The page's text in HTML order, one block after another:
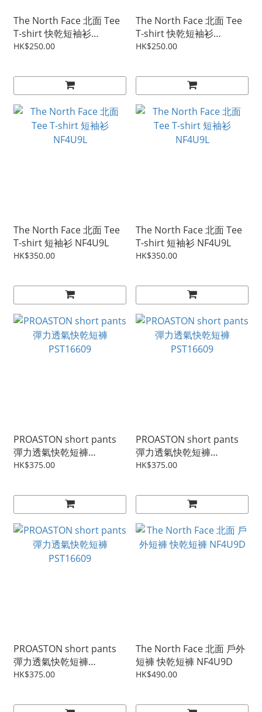
The North Face 北面 Tee
T-shirt 快乾短袖衫
NF4UAM
HK$250.00
The North Face 北面 Tee
T-shirt 快乾短袖衫
NF4UAM
HK$250.00
The North Face 北面 Tee
T-shirt 短袖衫 NF4U9L
HK$350.00
The North Face 北面 Tee
T-shirt 短袖衫 NF4U9L
HK$350.00
PROASTON short pants
彈力透氣快乾短褲
PST16609
HK$375.00
PROASTON short pants
彈力透氣快乾短褲
PST16609
HK$375.00
PROASTON short pants
彈力透氣快乾短褲
PST16609
HK$375.00
The North Face 北面 戶外
短褲 快乾短褲 NF4U9D
HK$490.00